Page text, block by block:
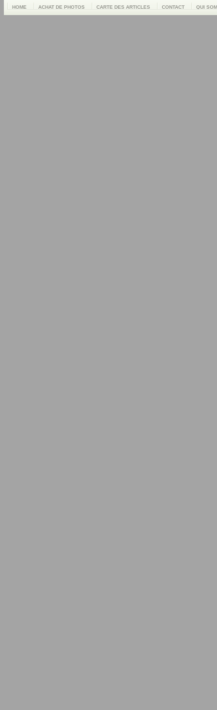
HOME ACHAT DE PHOTOS CARTE DES ARTICLES CONTACT QUI